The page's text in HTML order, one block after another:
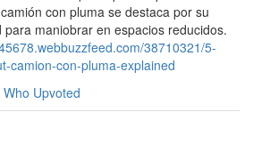
con pluma se destaca por su
maniobrar en espacios reducidos.
38710321/5-
camion-con-pluma-explained
Who Upvoted